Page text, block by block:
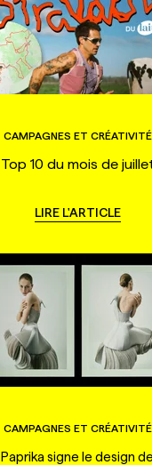
CAMPAGNES ET CRÉATIVITÉ
Top 10 du mois de
LIRE L'ARTICLE
CAMPAGNES ET CRÉATIVITÉ
Paprika signe le design de